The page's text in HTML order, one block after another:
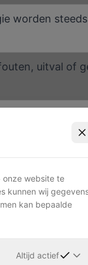
worden
uitval of
kijken we
die een
het gaat om de
of
je niet
onze website te
kunnen wij
kan bepaalde
Altijd actief